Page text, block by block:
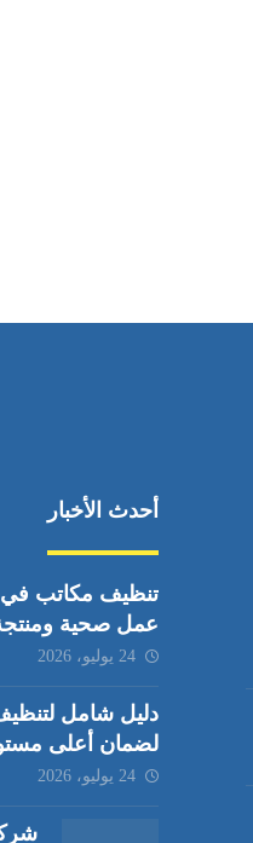
أحدث الأخبار
تنظيف مكاتب في
عمل صحية
24 يوليو، 2026
دليل شامل
لضمان أعلى
24 يوليو، 2026